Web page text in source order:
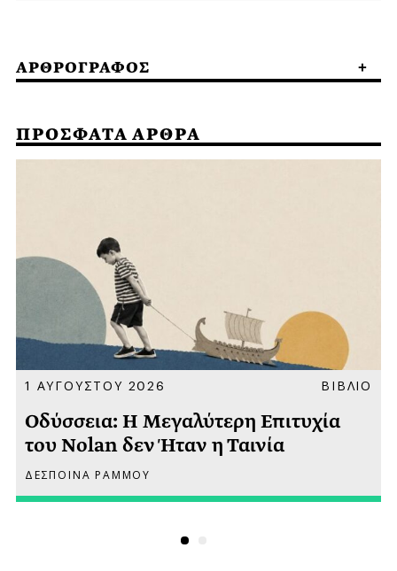
ΑΡΘΡΟΓΡΑΦΟΣ
ΠΡΟΣΦΑΤΑ ΑΡΘΡΑ
1 ΑΥΓΟΥΣΤΟΥ 2026 ΒΙΒΛΙΟ
Οδύσσεια: Η Μεγαλύτερη Επιτυχία
του Nolan δεν Ήταν η Ταινία
ΔΕΣΠΟΙΝΑ ΡΑΜΜΟΥ